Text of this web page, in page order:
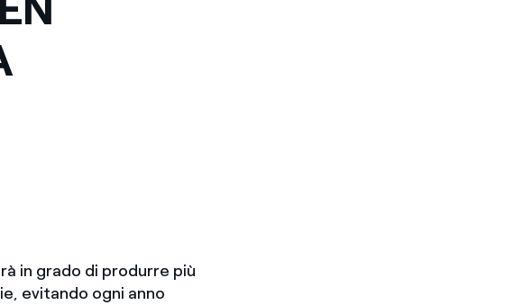
in grado di produrre più
evitando ogni anno